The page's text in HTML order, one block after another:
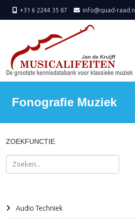
+31 6 2244 35 87 info@quad-raad.nl
Fonografie Muziek
ZOEKFUNCTIE
Zoeken
Audio Techniek